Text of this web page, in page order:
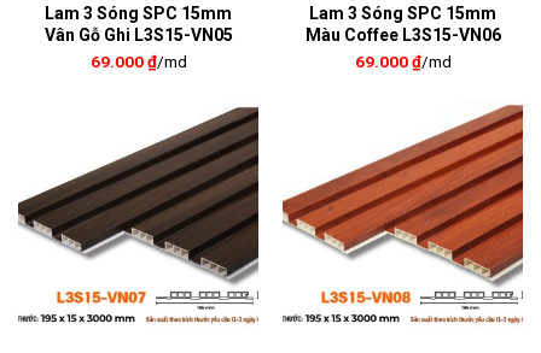
Lam 3 Sóng SPC 15mm
Vân Gỗ Ghi L3S15-VN05
69.000₫/md
Lam 3 Sóng SPC 15mm
Màu Coffee L3S15-VN06
69.000₫/md